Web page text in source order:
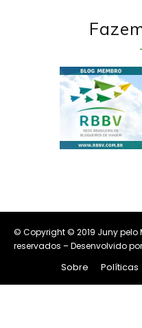
© Copyright © 2019 Juny pelo
reservados – Desenvolvido por
Sobre Políticas